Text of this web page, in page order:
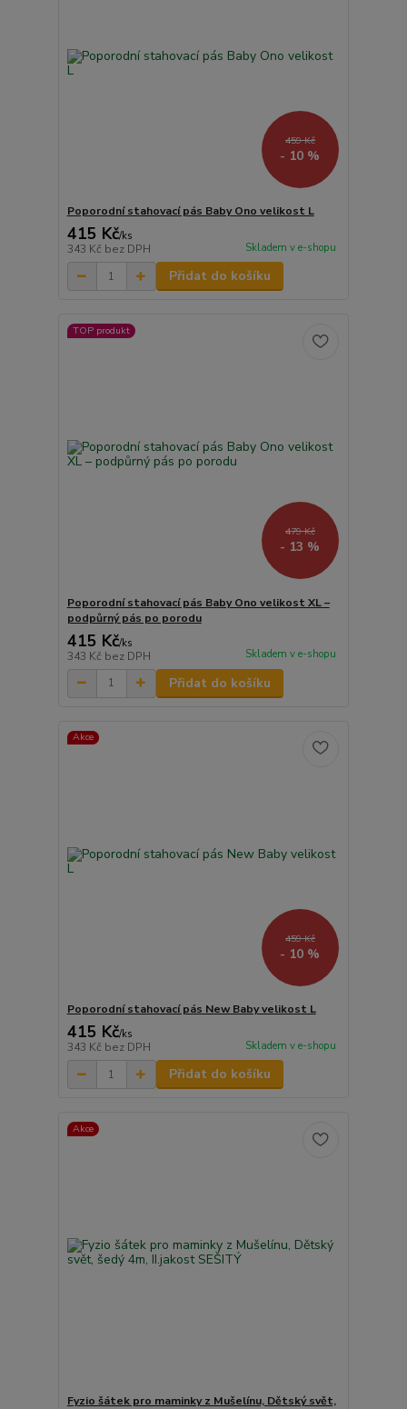
459 Kč
- 10 %
Poporodní stahovací pás Baby Ono velikost L
415 Kč/ks
343 Kč bez DPH Skladem v e-shopu
Přidat do košíku
TOP produkt
479 Kč
- 13 %
Poporodní stahovací pás Baby Ono velikost XL –
podpůrný pás po porodu
415 Kč/ks
343 Kč bez DPH Skladem v e-shopu
Přidat do košíku
Akce
459 Kč
- 10 %
Poporodní stahovací pás New Baby velikost L
415 Kč/ks
343 Kč bez DPH Skladem v e-shopu
Přidat do košíku
Akce
Fyzio šátek pro maminky z Mušelínu, Dětský svět,